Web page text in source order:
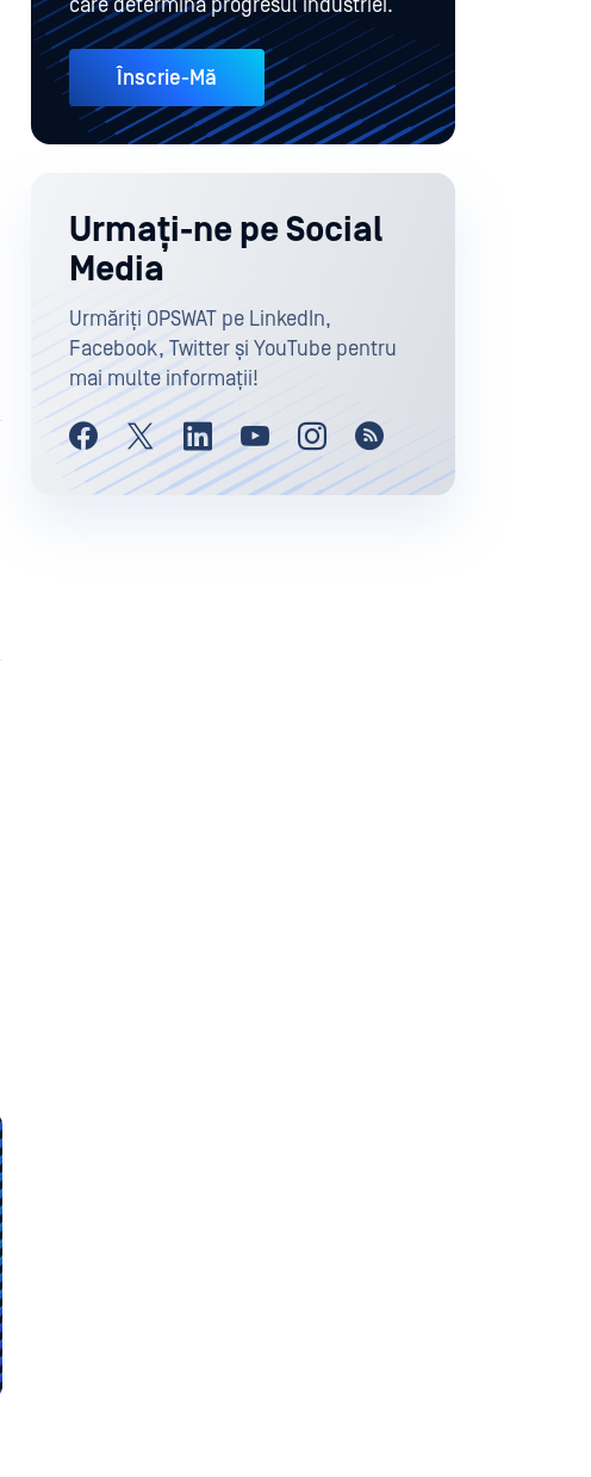
care determină progresul industriei.
Înscrie-Mă
Urmați-ne pe Social
Media
Urmăriți OPSWAT pe LinkedIn,
Facebook, Twitter și YouTube pentru
mai multe informații!